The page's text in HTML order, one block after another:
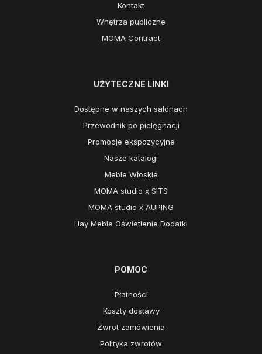
Kontakt
Wnętrza publiczne
MOMA Contract
UŻYTECZNE LINKI
Dostępne w naszych salonach
Przewodnik po pielęgnacji
Promocje ekspozycyjne
Nasze katalogi
Meble Włoskie
MOMA studio x SITS
MOMA studio x AUPING
Hay Meble Oświetlenie Dodatki
POMOC
Płatności
Koszty dostawy
Zwrot zamówienia
Polityka zwrotów